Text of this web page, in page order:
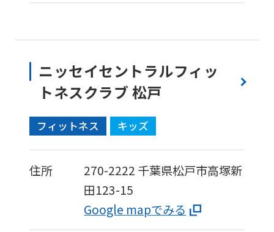
ニッセイセントラルフィッ
トネスクラブ 松戸
フィットネス キッズ
住所 270-2222 千葉県松戸市高塚新
田123-15
Google mapでみる
if
you
an
automatic
translation
the